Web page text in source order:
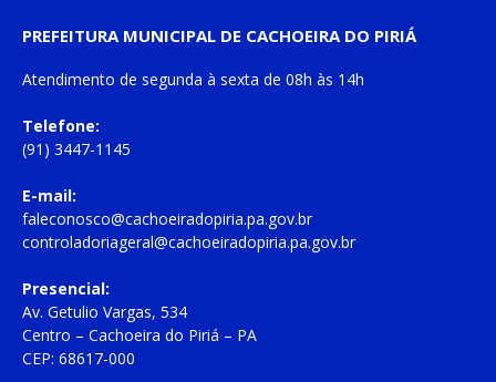
PREFEITURA MUNICIPAL DE CACHOEIRA DO PIRIÁ
Atendimento de segunda à sexta de 08h às 14h
Telefone:
(91) 3447-1145
E-mail:
faleconosco@cachoeiradopiria.pa.gov.br
controladoriageral@cachoeiradopiria.pa.gov.br
Presencial:
Av. Getulio Vargas, 534
Centro – Cachoeira do Piriá – PA
CEP: 68617-000